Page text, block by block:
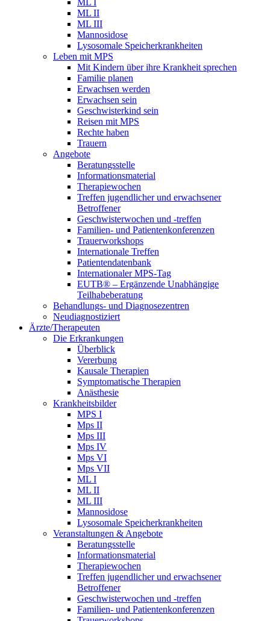
ML II
ML III
Mannosidose
Lysosomale Speicherkrankheiten
Leben mit MPS
Mit Kindern über ihre Krankheit sprechen
Familie planen
Erwachsen werden
Erwachsen sein
Geschwisterkind sein
Reisen mit MPS
Rechte haben
Trauern
Angebote
Beratungsstelle
Informationsmaterial
Therapiewochen
Treffen jugendlicher und erwachsener
Betroffener
Geschwisterwochen und -treffen
Familien- und Patientenkonferenzen
Trauerworkshops
Internationale Treffen
Patientendatenbank
Internationaler MPS-Tag
EUTB® – Ergänzende Unabhängige
Teilhabeberatung
Behandlungs- und Diagnosezentren
Neudiagnostiziert
Ärzte/Therapeuten
Die Erkrankungen
Überblick
Vererbung
Kausale Therapien
Symptomatische Therapien
Anästhesie
Krankheitsbilder
MPS I
Mps II
Mps III
Mps IV
Mps VI
Mps VII
ML I
ML II
ML III
Mannosidose
Lysosomale Speicherkrankheiten
Veranstaltungen & Angebote
Beratungsstelle
Informationsmaterial
Therapiewochen
Treffen jugendlicher und erwachsener
Betroffener
Geschwisterwochen und -treffen
Familien- und Patientenkonferenzen